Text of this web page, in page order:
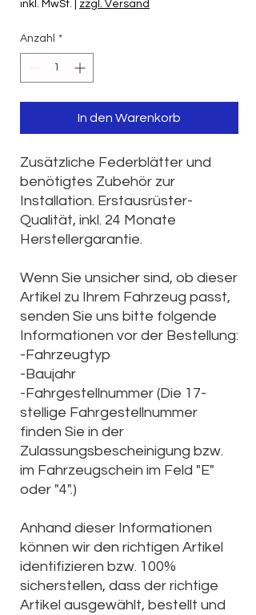
inkl. MwSt. zzgl. Versand
Anzahl *
In den Warenkorb
Zusätzliche Federblätter und
benötigtes Zubehör zur
Installation. Erstausrüster-
Qualität, inkl. 24 Monate
Herstellergarantie.
Wenn Sie unsicher sind, ob dieser
Artikel zu Ihrem Fahrzeug passt,
senden Sie uns bitte folgende
Informationen vor der Bestellung:
-Fahrzeugtyp
-Baujahr
-Fahrgestellnummer (Die 17-
stellige Fahrgestellnummer
finden Sie in der
Zulassungsbescheinigung bzw.
im Fahrzeugschein im Feld "E"
oder "4".)
Anhand dieser Informationen
können wir den richtigen Artikel
identifizieren bzw. 100%
sicherstellen, dass der richtige
Artikel ausgewählt, bestellt und